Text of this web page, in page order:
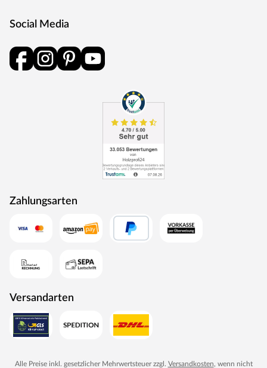
Social Media
Zahlungsarten
Versandarten
Alle Preise inkl. gesetzlicher Mehrwertsteuer zzgl. Versandkosten, wenn nicht